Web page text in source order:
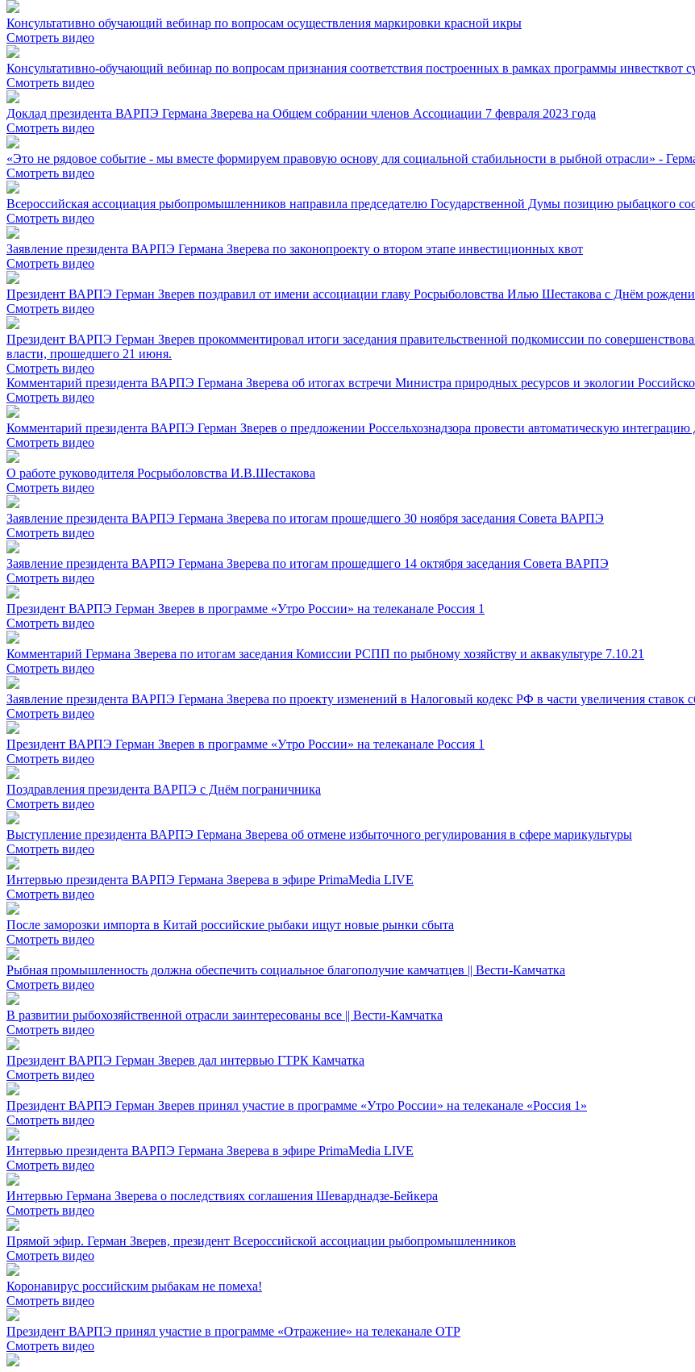
Консультативно обучающий вебинар по вопросам осуществления маркировки красной икры
Смотреть видео
Консультативно-обучающий вебинар по вопросам признания соответствия построенных в рамках программы инвестквот
Смотреть видео
Доклад президента ВАРПЭ Германа Зверева на Общем собрании членов Ассоциации 7 февраля 2023 года
Смотреть видео
«Это не рядовое событие - мы вместе формируем правовую основу для социальной стабильности в рыбной отрасли» -
Смотреть видео
Всероссийская ассоциация рыбопромышленников направила председателю Государственной Думы позицию рыбацкого
Смотреть видео
Заявление президента ВАРПЭ Германа Зверева по законопроекту о втором этапе инвестиционных квот
Смотреть видео
Президент ВАРПЭ Герман Зверев поздравил от имени ассоциации главу Росрыболовства Илью Шестакова с Днём
Смотреть видео
Президент ВАРПЭ Герман Зверев прокомментировал итоги заседания правительственной подкомиссии по
власти, прошедшего 21 июня.
Смотреть видео
Комментарий президента ВАРПЭ Германа Зверева об итогах встречи Министра природных ресурсов и экологии
Смотреть видео
Комментарий президента ВАРПЭ Герман Зверев о предложении Россельхознадзора провести автоматическую
Смотреть видео
О работе руководителя Росрыболовства И.В.Шестакова
Смотреть видео
Заявление президента ВАРПЭ Германа Зверева по итогам прошедшего 30 ноября заседания Совета ВАРПЭ
Смотреть видео
Заявление президента ВАРПЭ Германа Зверева по итогам прошедшего 14 октября заседания Совета ВАРПЭ
Смотреть видео
Президент ВАРПЭ Герман Зверев в программе «Утро России» на телеканале Россия 1
Смотреть видео
Комментарий Германа Зверева по итогам заседания Комиссии РСПП по рыбному хозяйству и аквакультуре 7.10.21
Смотреть видео
Заявление президента ВАРПЭ Германа Зверева по проекту изменений в Налоговый кодекс РФ в части увеличения ставок
Смотреть видео
Президент ВАРПЭ Герман Зверев в программе «Утро России» на телеканале Россия 1
Смотреть видео
Поздравления президента ВАРПЭ с Днём пограничника
Смотреть видео
Выступление президента ВАРПЭ Германа Зверева об отмене избыточного регулирования в сфере марикультуры
Смотреть видео
Интервью президента ВАРПЭ Германа Зверева в эфире PrimaMedia LIVE
Смотреть видео
После заморозки импорта в Китай российские рыбаки ищут новые рынки сбыта
Смотреть видео
Рыбная промышленность должна обеспечить социальное благополучие камчатцев || Вести-Камчатка
Смотреть видео
В развитии рыбохозяйственной отрасли заинтересованы все || Вести-Камчатка
Смотреть видео
Президент ВАРПЭ Герман Зверев дал интервью ГТРК Камчатка
Смотреть видео
Президент ВАРПЭ Герман Зверев принял участие в программе «Утро России» на телеканале «Россия 1»
Смотреть видео
Интервью президента ВАРПЭ Германа Зверева в эфире PrimaMedia LIVE
Смотреть видео
Интервью Германа Зверева о последствиях соглашения Шеварднадзе-Бейкера
Смотреть видео
Прямой эфир. Герман Зверев, президент Всероссийской ассоциации рыбопромышленников
Смотреть видео
Коронавирус российским рыбакам не помеха!
Смотреть видео
Президент ВАРПЭ принял участие в программе «Отражение» на телеканале ОТР
Смотреть видео